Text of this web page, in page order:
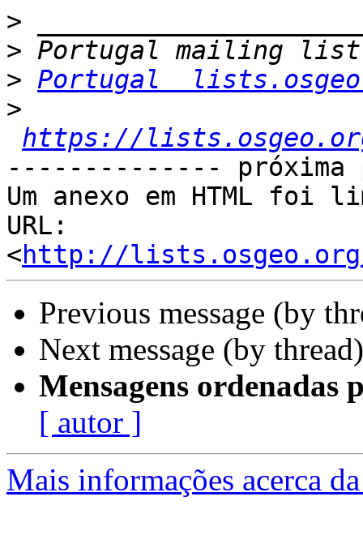
>
>
> Portugal
>
https://
--------------
Um anexo em HTML foi
URL:
<http://lists.osgeo.org/
Previous message (by
Next message (by
Mensagens ordenadas
[ autor ]
Mais informações acerca